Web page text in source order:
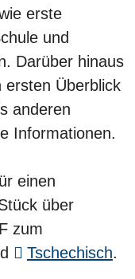
erste
und
Darüber hinaus
ersten Überblick
anderen
Informationen.
einen
über
zum
Tschechisch.